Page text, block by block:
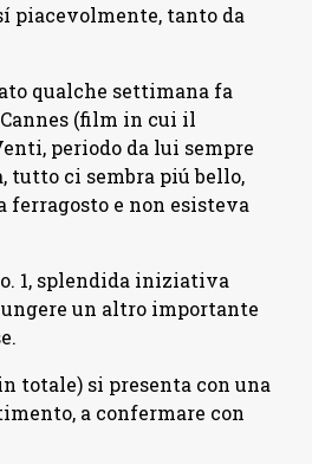
piacevolmente, tanto da
qualche settimana fa
(film in cui il
periodo da lui sempre
tutto ci sembra piú bello,
ferragosto e non esisteva
1, splendida iniziativa
un altro importante
totale) si presenta con una
a confermare con